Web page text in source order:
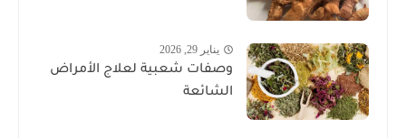
يناير 29, 2026
وصفات شعبية لعلاج الأمراض
الشائعة